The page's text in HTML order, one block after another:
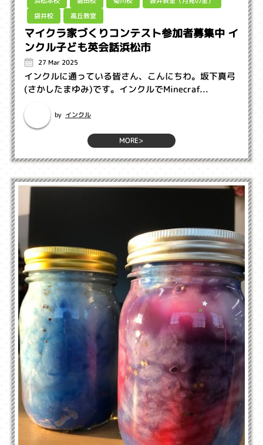
袋井校 高丘教室
マイクラ家づくりコンテスト参加者募集中 イ
ンクル子ども英会話浜松市
27 Mar 2025
インクルに通っている皆さん、こんにちわ。坂下真弓
(さかしたまゆみ)です。インクルでMinecraf...
by インクル
MORE>